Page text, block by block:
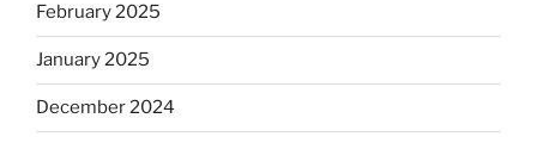
February 2025
January 2025
December 2024